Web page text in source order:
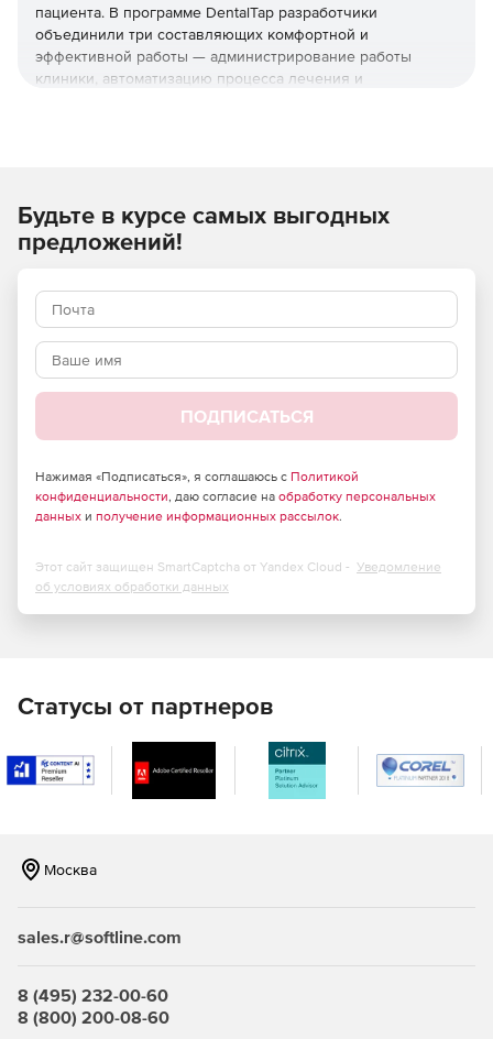
пациента. В программе DentalTap разработчики
объединили три составляющих комфортной и
эффективной работы — администрирование работы
клиники, автоматизацию процесса лечения и
возможности SMS-оповещения и записи на примем через
сайт клиники.
Будьте в курсе самых выгодных
предложений!
ПОДПИСАТЬСЯ
Нажимая «Подписаться», я соглашаюсь с Политикой
конфиденциальности, даю согласие на обработку персональных
данных и получение информационных рассылок.
Этот сайт защищен SmartCaptcha от Yandex Cloud - Уведомление
об условиях обработки данных
Статусы от партнеров
Москва
sales.r@softline.com
8 (495) 232-00-60
8 (800) 200-08-60